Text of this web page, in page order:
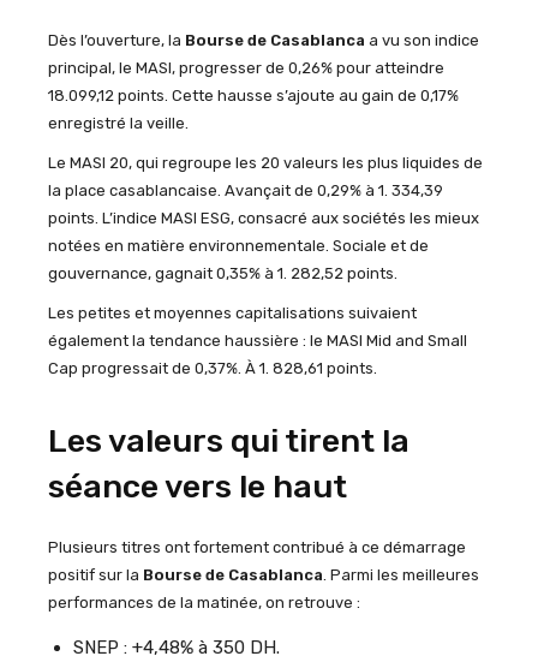
Dès l’ouverture, la Bourse de Casablanca a vu son indice
principal, le MASI, progresser de 0,26% pour atteindre
18.099,12 points. Cette hausse s’ajoute au gain de 0,17%
enregistré la veille.
Le MASI 20, qui regroupe les 20 valeurs les plus liquides de
la place casablancaise. Avançait de 0,29% à 1. 334,39
points. L’indice MASI ESG, consacré aux sociétés les mieux
notées en matière environnementale. Sociale et de
gouvernance, gagnait 0,35% à 1. 282,52 points.
Les petites et moyennes capitalisations suivaient
également la tendance haussière : le MASI Mid and Small
Cap progressait de 0,37%. À 1. 828,61 points.
Les valeurs qui tirent la
séance vers le haut
Plusieurs titres ont fortement contribué à ce démarrage
positif sur la Bourse de Casablanca . Parmi les meilleures
performances de la matinée, on retrouve :
SNEP : +4,48% à 350 DH.